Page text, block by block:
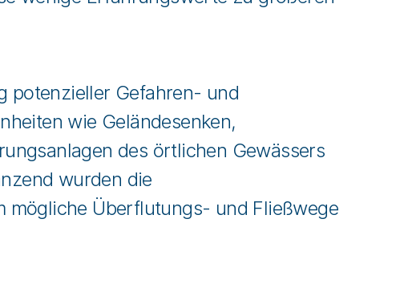
potenzieller Gefahren- und
wie Geländesenken,
des örtlichen Gewässers
wurden die
mögliche Überflutungs- und Fließwege